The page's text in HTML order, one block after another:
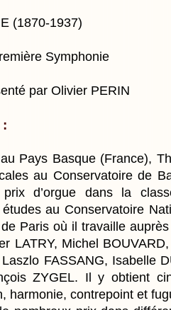
(1870-1937)
Symphonie
par Olivier PERIN
Pays Basque (France),
au Conservatoire de
d’orgue dans la
au Conservatoire
Paris où il travaille
LATRY, Michel
FASSANG, Isabelle
ZYGEL. Il y obtient
harmonie, contrepoint et